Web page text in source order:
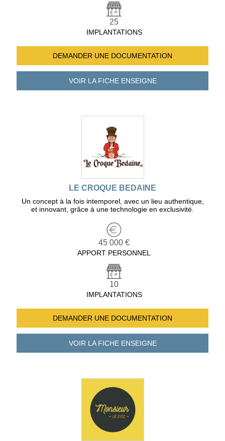
25
IMPLANTATIONS
DEMANDER UNE DOCUMENTATION
VOIR LA FICHEENSEIGNE
LE CROQUE BEDAINE
Un concept à la fois intemporel, avec un lieu authentique,
et innovant, grâce à une technologie en exclusivité.
45 000 €
APPORT PERSONNEL
10
IMPLANTATIONS
DEMANDER UNE DOCUMENTATION
VOIR LA FICHEENSEIGNE